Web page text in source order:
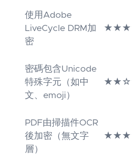
使用Adobe
LiveCycle DRM加
密
密碼包含Unicode
特殊字元（如中
文、emoji）
PDF由掃描件OCR
後加密（無文字
層）